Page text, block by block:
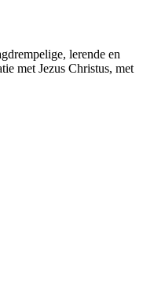
lerende en
met Jezus Christus, met